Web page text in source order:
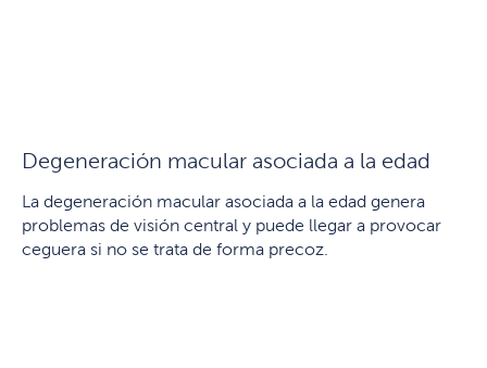
Degeneración macular asociada a la edad
La degeneración macular asociada a la edad genera
problemas de visión central y puede llegar a provocar
ceguera si no se trata de forma precoz.